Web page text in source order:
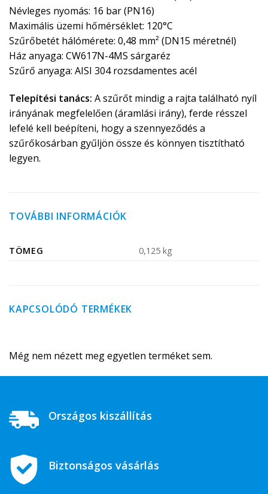
Névleges nyomás: 16 bar (PN16)
Maximális üzemi hőmérséklet: 120°C
Szűrőbetét hálómérete: 0,48 mm² (DN15 méretnél)
Ház anyaga: CW617N-4MS sárgaréz
Szűrő anyaga: AISI 304 rozsdamentes acél
Telepítési tanács: A szűrőt mindig a rajta található nyíl
irányának megfelelően (áramlási irány), ferde résszel
lefelé kell beépíteni, hogy a szennyeződés a
szűrőkosárban gyűljön össze és könnyen tisztítható
legyen.
TOVÁBBI INFORMÁCIÓK
TÖMEG 0,125 kg
KAPCSOLÓDÓ TERMÉKEK
Még nem nézett meg egyetlen terméket sem.
Országos kiszállítás
Biztonságos vásárlás